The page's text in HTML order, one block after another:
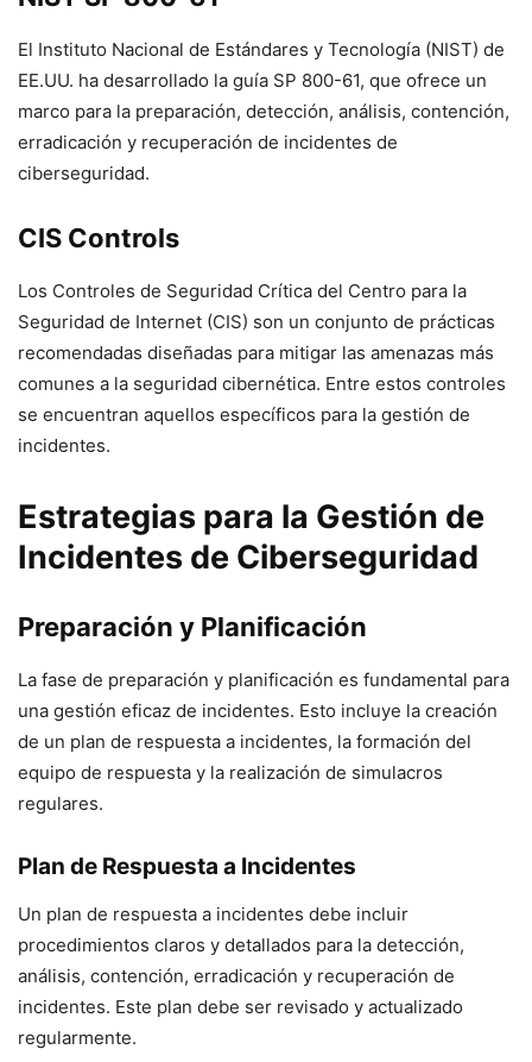
El Instituto Nacional de Estándares y Tecnología (NIST) de
EE.UU. ha desarrollado la guía SP 800-61, que ofrece un
marco para la preparación, detección, análisis, contención,
erradicación y recuperación de incidentes de
ciberseguridad.
CIS Controls
Los Controles de Seguridad Crítica del Centro para la
Seguridad de Internet (CIS) son un conjunto de prácticas
recomendadas diseñadas para mitigar las amenazas más
comunes a la seguridad cibernética. Entre estos controles
se encuentran aquellos específicos para la gestión de
incidentes.
Estrategias para la Gestión de
Incidentes de Ciberseguridad
Preparación y Planificación
La fase de preparación y planificación es fundamental para
una gestión eficaz de incidentes. Esto incluye la creación
de un plan de respuesta a incidentes, la formación del
equipo de respuesta y la realización de simulacros
regulares.
Plan de Respuesta a Incidentes
Un plan de respuesta a incidentes debe incluir
procedimientos claros y detallados para la detección,
análisis, contención, erradicación y recuperación de
incidentes. Este plan debe ser revisado y actualizado
regularmente.